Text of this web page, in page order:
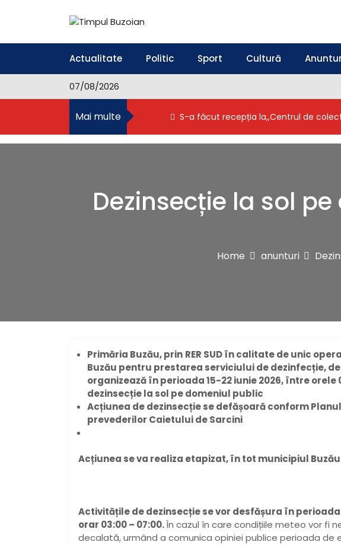
p
o
e
Timpul Buzoian
Actualitate Politic Sport Cultură
07/08/2026
Mai multe S-a făcut recepția la,,Centrul de
Dezinsecție la sol
Home anunturi
Primăria Buzău,prin RER SUD în calitate de unic
Buzău pentru prestarea serviciului de dezinfecție,
organizează în perioada 15-22 iunie 2026, între orele
dezinsecție la sol pe domeniul public
Acțiunea de dezinsecție se defășoară conform
prevederilor Caietului de Sarcini
Acțiunea se va realiza etapizat, în tot municipiul Buzău
Activitățile de dezinsecție se vor desfășura în perioada
orar 03:00 – 07:00.În cazul în care condițiile meteo vor fi
decalată, urmând a comunica opiniei publice perioada de